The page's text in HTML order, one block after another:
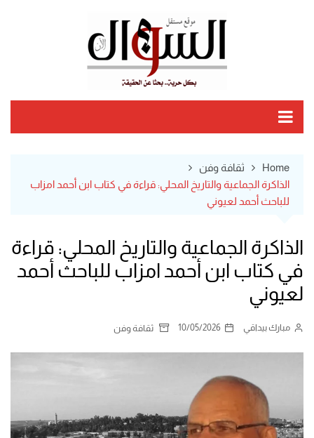
Home
ثقافة وفن
الذاكرة الجماعية والتاريخ المحلي: قراءة في كتاب ابن أحمد امزاب
للباحث أحمد لعيوني
الذاكرة الجماعية والتاريخ المحلي: قراءة
في كتاب ابن أحمد امزاب للباحث أحمد
لعيوني
مبارك بيداقي 10/05/2026 ثقافة وفن